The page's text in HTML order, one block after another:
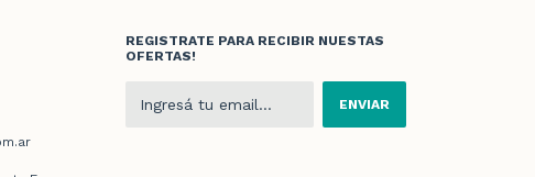
REGISTRATE PARA RECIBIR NUESTAS
OFERTAS!